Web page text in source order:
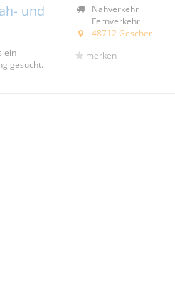
und
ein
gesucht.
Nahverkehr
Fernverkehr
48712 Gescher
merken